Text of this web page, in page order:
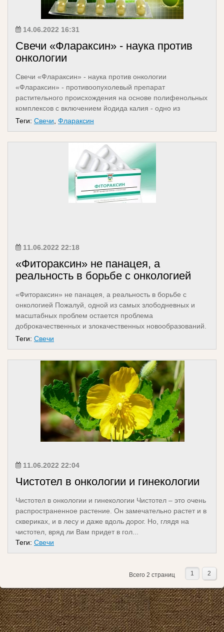
14.06.2022 16:31
Свечи «Флараксин» - наука против
онкологии
Свечи «Флараксин» - наука против онкологии
«Флараксин» - противоопухолевый препарат
растительного происхождения на основе полифенольных
комплексов с включением йодида калия - одно из
немногих лекар...
Теги: Свечи Флараксин
11.06.2022 22:18
«Фитораксин» не панацея, а
реальность в борьбе с онкологией
«Фитораксин» не панацея, а реальность в борьбе с
онкологией Пожалуй, одной из самых злободневных и
масштабных проблем остается проблема
доброкачественных и злокачественных новообразований.
Подходов...
Теги: Свечи
11.06.2022 22:04
Чистотел в онкологии и гинекологии
Чистотел в онкологии и гинекологии Чистотел – это очень
распространенное растение. Он замечательно растет и в
сквериках, и в лесу и даже вдоль дорог. Но, глядя на
чистотел, вряд ли Вам придет в гол...
Теги: Свечи
Всего 2 страниц 1 2